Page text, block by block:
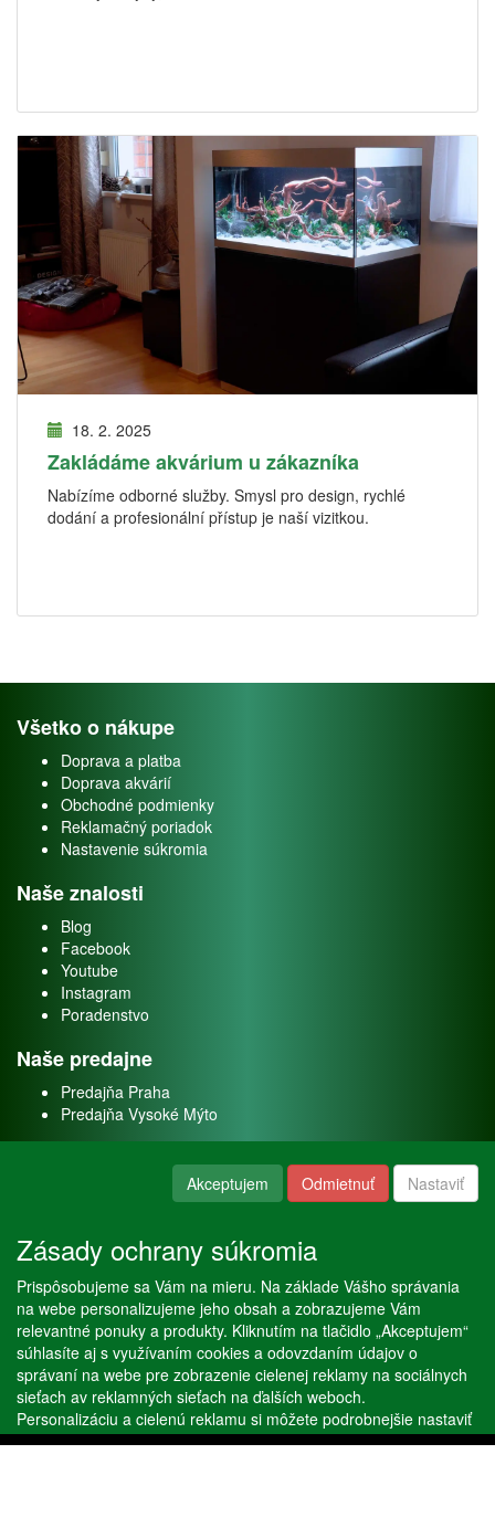
18. 2. 2025
Zakládáme akvárium u zákazníka
Nabízíme odborné služby. Smysl pro design, rychlé
dodání a profesionální přístup je naší vizitkou.
Všetko o nákupe
Doprava a platba
Doprava akvárií
Obchodné podmienky
Reklamačný poriadok
Nastavenie súkromia
Naše znalosti
Blog
Facebook
Youtube
Instagram
Poradenstvo
Naše predajne
Predajňa Praha
Predajňa Vysoké Mýto
Naše služby
Servis
Predaj akváriových rýb
Predaj akváriových rastlín
Copyright © Stöckl spol. s r. o. 2020, powered byABRA E-shop
Akceptujem Odmietnuť Nastaviť
Zásady ochrany súkromia
Prispôsobujeme sa Vám na mieru. Na základe Vášho správania
na webe personalizujeme jeho obsah a zobrazujeme Vám
relevantné ponuky a produkty. Kliknutím na tlačidlo „Akceptujem“
súhlasíte aj s využívaním cookies a odovzdaním údajov o
správaní na webe pre zobrazenie cielenej reklamy na sociálnych
sieťach av reklamných sieťach na ďalších weboch.
Personalizáciu a cielenú reklamu si môžete podrobnejšie nastaviť
alebo kedykoľvek vypnúť po kliknutí na tlačidlo „Nastaviť“.